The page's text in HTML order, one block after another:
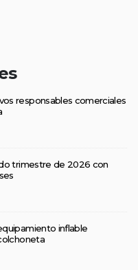
responsables comerciales
trimestre de 2026 con
inflable